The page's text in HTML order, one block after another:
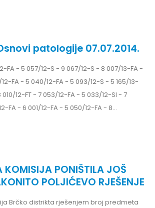
patologije 07.07.2014.
FA - 5 057/12-S - 9 067/12-S - 8 007/13-FA -
FA - 5 040/12-FA - 5 093/12-S - 5 165/13-
010/12-FT - 7 053/12-FA - 5 033/12-SI - 7
FA - 6 001/12-FA - 5 050/12-FA - 8...
KOMISIJA PONIŠTILA JOŠ
POLJIĆEVO RJEŠENJE
Brčko distrikta rješenjem broj predmeta